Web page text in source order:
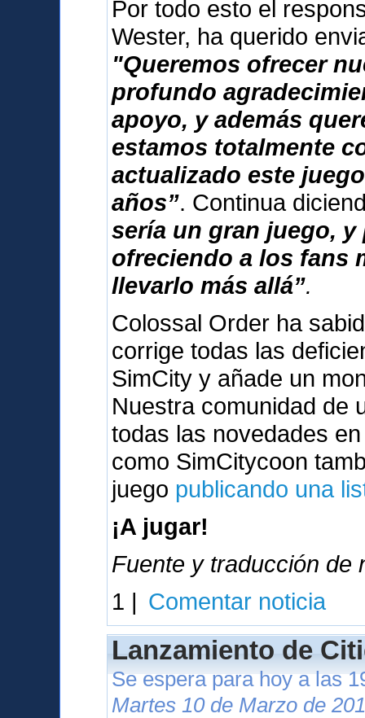
Por todo esto el
Wester, ha querido
"Queremos ofrecer
profundo
apoyo, y además
estamos totalmente
actualizado este
años”. Continua
sería un gran juego,
ofreciendo a los fans
llevarlo más allá”.
Colossal Order ha
corrige todas las
SimCity y añade un
Nuestra comunidad de
todas las novedades
como SimCitycoon
juego publicando una
¡A jugar!
Fuente y traducción de
1 | Comentar noticia
Lanzamiento de
Se espera para hoy a las
Martes 10 de Marzo de